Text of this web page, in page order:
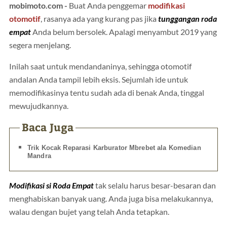
mobimoto.com - Buat Anda penggemar modifikasi
otomotif, rasanya ada yang kurang pas jika tunggangan roda
empatAnda belum bersolek. Apalagi menyambut 2019 yang
segera menjelang.
Inilah saat untuk mendandaninya, sehingga otomotif
andalan Anda tampil lebih eksis. Sejumlah ide untuk
memodifikasinya tentu sudah ada di benak Anda, tinggal
mewujudkannya.
Baca Juga
Trik Kocak Reparasi Karburator Mbrebet ala Komedian
Mandra
Modifikasi si Roda Empattak selalu harus besar-besaran dan
menghabiskan banyak uang. Anda juga bisa melakukannya,
walau dengan bujet yang telah Anda tetapkan.